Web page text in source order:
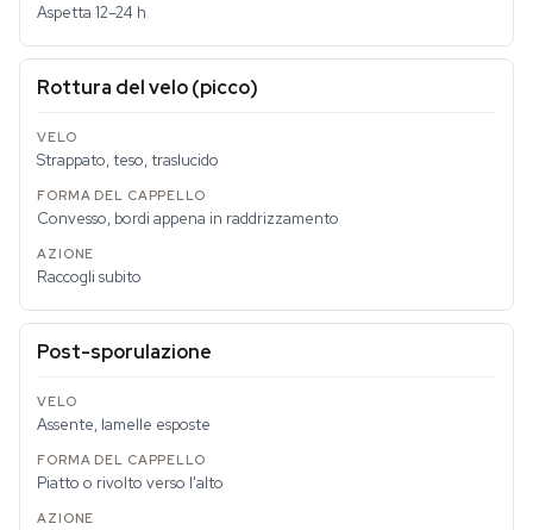
Aspetta 12–24 h
Rottura del velo (picco)
Strappato, teso, traslucido
Convesso, bordi appena in raddrizzamento
Raccogli subito
Post-sporulazione
Assente, lamelle esposte
Piatto o rivolto verso l'alto